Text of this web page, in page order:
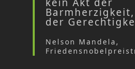
der
Nelson Mandela,